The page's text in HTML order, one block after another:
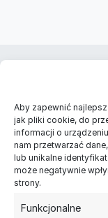
Aby zapewnić
jak pliki cookie, do
informacji o
nam przetwarzać
lub unikalne
może negatywnie
strony.
Funkcjonalne
Znajdź nas w Twoim
Długopisy reklamowe
Długopisy reklamowe
Długopisy reklamowe
Długopisy reklamowe
Długopisy reklamowe